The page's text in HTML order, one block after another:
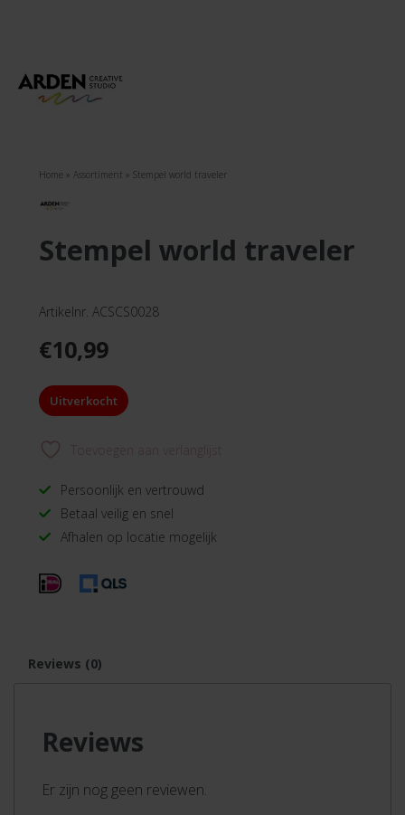
Home » Assortiment » Stempel world traveler
stempel world traveler
Artikelnr. ACSCS0028
€10,99
Uitverkocht
Persoonlijk en vertrouwd
Betaal veilig en snel
Afhalen op locatie mogelijk
Reviews (0)
Reviews
Er zijn nog geen reviewen.